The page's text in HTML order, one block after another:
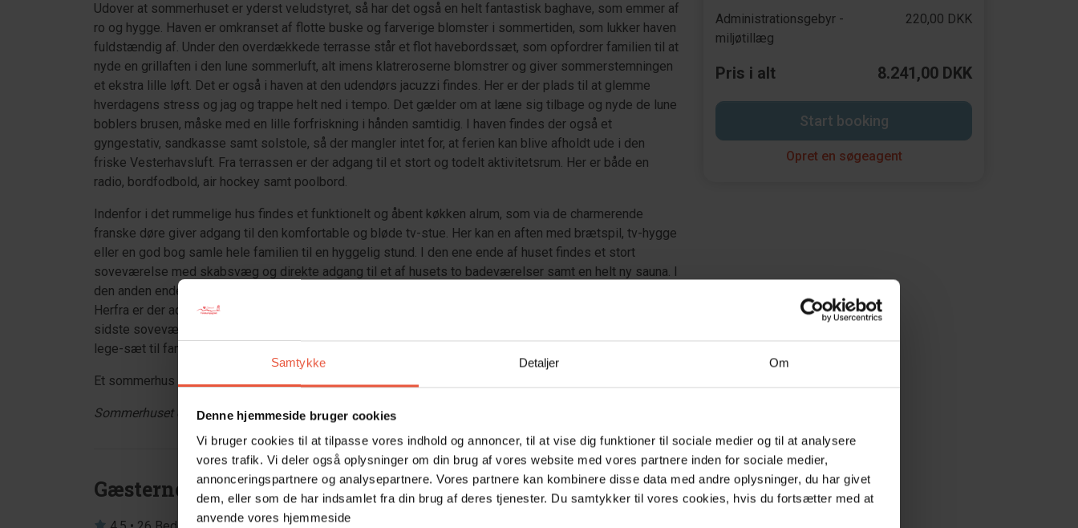
Samtykke Detaljer Om
Denne hjemmeside bruger cookies
Vi bruger cookies til at tilpasse vores indhold og annoncer, til at vise dig funktioner til sociale medier og til at analysere
vores trafik. Vi deler også oplysninger om din brug af vores website med vores partnere inden for sociale medier,
annonceringspartnere og analysepartnere. Vores partnere kan kombinere disse data med andre oplysninger, du har givet
dem, eller som de har indsamlet fra din brug af deres tjenester. Du samtykker til vores cookies, hvis du fortsætter med at
anvende vores hjemmeside
Udover at sommerhuset er yderst veludstyret, så har det også en helt fantastisk baghave, som emmer af
ro og hygge. Haven er omkranset af flotte buske og farverige blomster i sommertiden, som lukker haven
fuldstændig af. Under den overdækkede terrasse står et flot havebordssæt, som opfordrer familien til at
nyde en grillaften i den lune sommerluft, alt imens klatreroserne blomstrer og giver sommerstemningen
et ekstra lille løft. Det er også i haven at den udendørs jacuzzi findes. Her er der plads til at glemme
hverdagens stress og jag og trappe helt ned i tempo. Det gælder om at læne sig tilbage og nyde de lune
boblers brusen, måske med en lille forfriskning i hånden samtidig. I haven findes der også et
gyngestativ, sandkasse samt solstole, så der mangler intet for, at ferien kan blive afholdt ude i den
friske Vesterhavsluft. Fra terrassen er der adgang til et stort og todelt aktivitetsrum. Her er både en
radio, bordfodbold, air hockey samt poolbord.
Indenfor i det rummelige hus findes et funktionelt og åbent køkken alrum, som via de charmerende
franske døre giver adgang til den komfortable og bløde tv-stue. Her kan en aften med brætspil, tv-hygge
eller en god bog samle hele familien til en hyggelig stund. I den ene ende af huset findes et stort
soveværelse med skabsvæg og direkte adgang til et af husets to badeværelser samt en helt ny sauna. I
den anden ende af sommerhuset ligger husets entre, som har både vaskemaskine og tørretumbler.
Herfra er der adgang til sommerhusets andet badeværelse, samt to værelser med dobbeltsenge. Det
sidste soveværelse findes ved køkkenet, hvori der både er en dobbeltseng, samt et lille bord/bænke
lege-sæt til familiens mindste. Alle værelser er udstyret med god skabsplads.
Et sommerhus hvor funktionalitet og havehygge er kodeordene.
Sommerhuset er røgfrit og ungdomsgrupper er ikke tilladt.
Gæsterne siger
Administrationsgebyr -
miljøtillæg
220,00 DKK
Pris i alt 8.241,00 DKK
Start booking
Opret en søgeagent